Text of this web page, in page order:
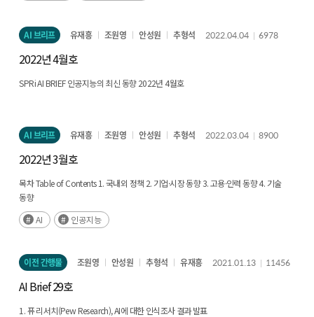
AI 브리프 유재흥 조원영 안성원 추형석 2022.04.04 6978
2022년 4월호
SPRi AI BRIEF 인공지능의 최신 동향 2022년 4월호
AI 브리프 유재흥 조원영 안성원 추형석 2022.03.04 8900
2022년 3월호
목차 Table of Contents 1. 국내외 정책 2. 기업·시장 동향 3. 고용·인력 동향 4. 기술
동향
AI
인공지능
이전 간행물 조원영 안성원 추형석 유재흥 2021.01.13 11456
AI Brief 29호
1. 퓨 리서치(Pew Research), AI에 대한 인식조사 결과 발표